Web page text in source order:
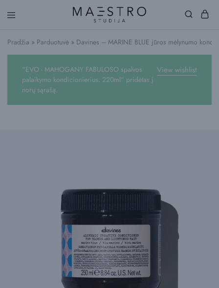
Pradžia » Parduotuvė » Davines – MARINE BLUE jūros mėlynumo
View wishlist
“EVO - MAHOGANY FABULOSO spalvos
palaikymo kondicionierius. 220ml” pridėtas į
norų sąrašą.